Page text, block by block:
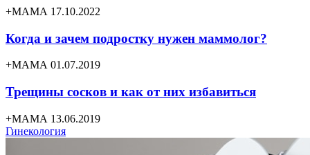
+МАМА 17.10.2022
Когда и зачем подростку нужен маммолог?
+МАМА 01.07.2019
Трещины сосков и как от них избавиться
+МАМА 13.06.2019
Гинекология